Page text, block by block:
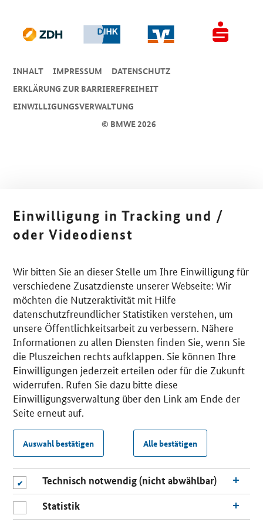
© BMWE 2026
INHALT IMPRESSUM
DA­TEN­SCHUTZ
ERKLÄRUNG ZUR BARRIEREFREIHEIT
EINWILLIGUNGSVERWALTUNG
Einwilligung in Tracking und /
oder Videodienst
Wir bitten Sie an dieser Stelle um Ihre Einwilligung für
verschiedene Zusatzdienste unserer Webseite: Wir
möchten die Nutzeraktivität mit Hilfe
datenschutzfreundlicher Statistiken verstehen, um
unsere Öffentlichkeitsarbeit zu verbessern. Nähere
Informationen zu allen Diensten finden Sie, wenn Sie
die Pluszeichen rechts aufklappen. Sie können Ihre
Einwilligungen jederzeit erteilen oder für die Zukunft
widerrufen. Rufen Sie dazu bitte diese
Einwilligungsverwaltung über den Link am Ende der
Seite erneut auf.
Auswahl bestätigen Alle bestätigen
Technisch notwendig (nicht abwählbar)
Statistik